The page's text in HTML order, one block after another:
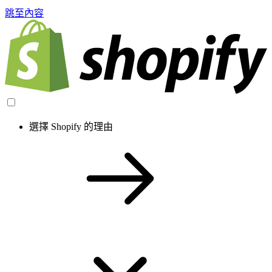
跳至內容
選擇 Shopify 的理由